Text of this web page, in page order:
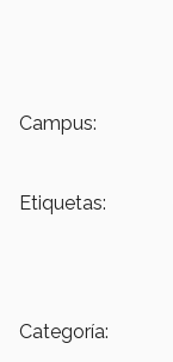
Campus:
Etiquetas:
Categoría: